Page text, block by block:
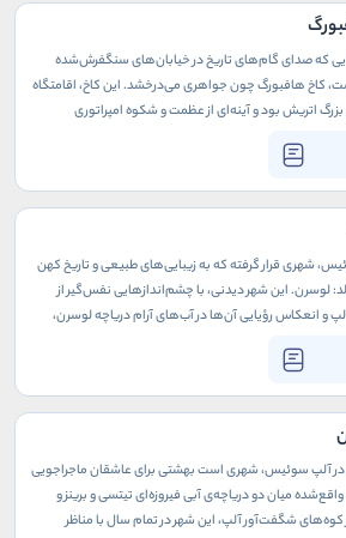
که صدای گام‌های تاریخ در خیابان‌های سنگفرش‌شده
کاخ هافبورگ چون جواهری می‌درخشد. این کاخ، اقامتگاه
بزرگ اتریش بود و آینه‌ای از عظمت و شکوه امپراتوری
دیوارهای هافبورگ، هنوز هم نجواگر خاطراتی از
سلطنتی و تصمیمات تاریخی‌اند که مسیر اروپا را
شهری قرار گرفته که به زیبایی‌های طبیعی و تاریخ کهن
لوسرن. این شهر دیدنی، با چشم‌اندازهایی نفس‌گیر از
و انعکاس رؤیایی آن‌ها در آب‌های آرام دریاچه لوسرن،
باوقار این شهر، قصه‌هایی از دوران گذشته را برای هر
می‌کنند.
در آلپ سوئیس، شهری است بهشتی برای عاشقان ماجراجویی
میان دو دریاچه‌ی آبی فیروزه‌ای تیتسی و برینز و
شگفت‌آور آلپ، این شهر در تمام سال با مناظر